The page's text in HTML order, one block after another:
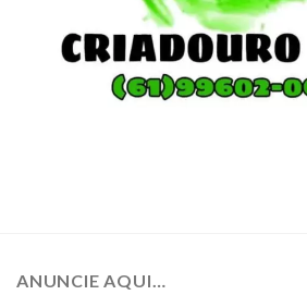
ANUNCIE AQUI…